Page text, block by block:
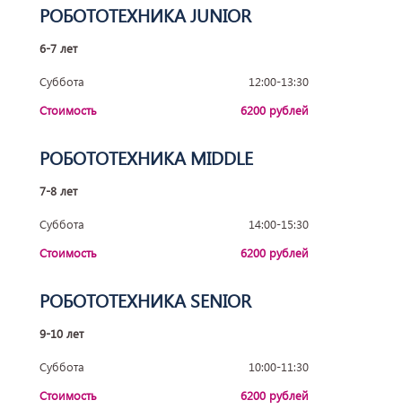
РОБОТОТЕХНИКА JUNIOR
6-7 лет
Суббота
12:00-13:30
Стоимость
6200 рублей
РОБОТОТЕХНИКА MIDDLE
7-8 лет
Суббота
14:00-15:30
Стоимость
6200 рублей
РОБОТОТЕХНИКА SENIOR
9-10 лет
Суббота
10:00-11:30
Стоимость
6200 рублей